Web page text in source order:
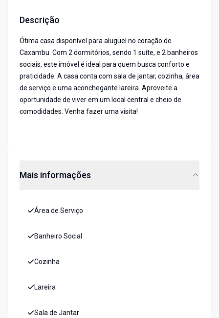
Descrição
Ótima casa disponível para aluguel no coração de
Caxambu. Com 2 dormitórios, sendo 1 suíte, e 2 banheiros
sociais, este imóvel é ideal para quem busca conforto e
praticidade. A casa conta com sala de jantar, cozinha, área
de serviço e uma aconchegante lareira. Aproveite a
oportunidade de viver em um local central e cheio de
comodidades. Venha fazer uma visita!
Mais informações
Área de Serviço
Banheiro Social
Cozinha
Lareira
Sala de Jantar